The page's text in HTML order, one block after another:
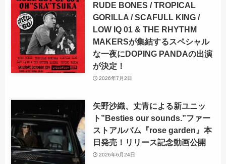
RUDE BONES / TROPICAL
GORILLA / SCAFULL KING /
LOW IQ 01 & THE RHYTHM
MAKERSが集結するスペシャル
な一夜にDOPING PANDAの出演
が決定！
2026年7月2日
矢野沙織、丈青による新ユニッ
ト”Besties our sounds.”ファー
ストアルバム『rose garden』本
日発売！リリース記念動画公開
2026年6月24日